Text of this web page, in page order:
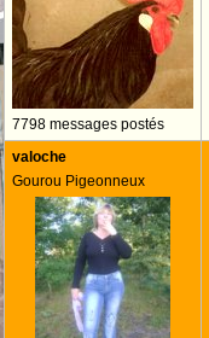
7798 messages postés
valoche
Gourou Pigeonneux